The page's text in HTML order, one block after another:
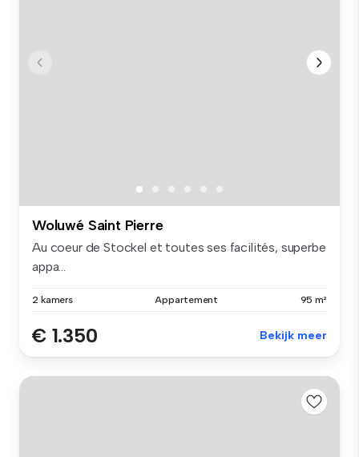
Woluwé Saint Pierre
Au coeur de Stockel et toutes ses facilités, superbe
appa...
2 kamers Appartement 95 m²
€ 1.350 Bekijk meer